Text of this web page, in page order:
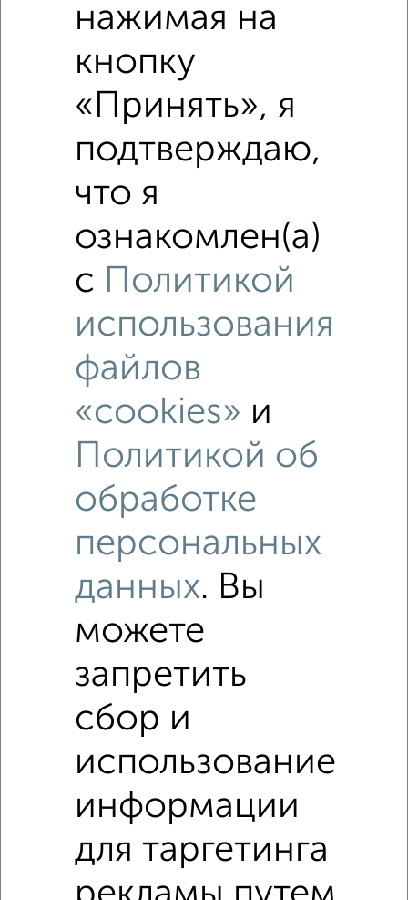
Сравнение средних цен
17 990 000₽
Средняя цена район
Это предложение
Средняя цена по городу
Похожие предложения рядом
4‑комнатные квартиры недалеко от Мичурина 21
Рядом, с меньшей ценой
Недалеко от Мичурина 21 с ценой ниже
4-к квартиры
Поиск по схожим параметрам:
нажимая на
кнопку
«Принять», я
подтверждаю,
что я
ознакомлен(а)
с Политикой
использования
файлов
«cookies» и
Политикой об
обработке
персональных
данных. Вы
можете
запретить
сбор и
использование
информации
для таргетинга